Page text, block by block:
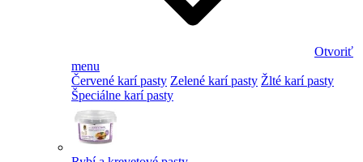
Otvoriť
menu
Červené karí pasty Zelené karí pasty Žlté karí pasty
Špeciálne karí pasty